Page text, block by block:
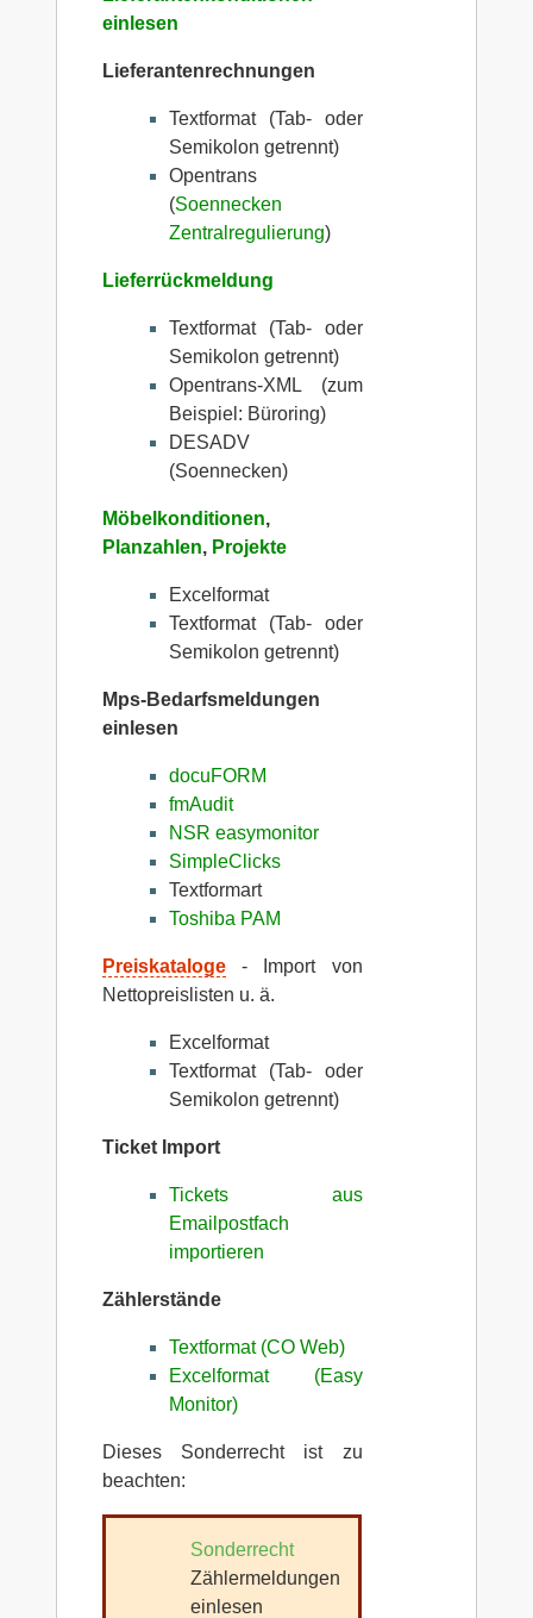
einlesen
Lieferantenrechnungen
Textformat (Tab- oder
Semikolon getrennt)
Opentrans
(Soennecken
Zentralregulierung)
Lieferrückmeldung
Textformat (Tab- oder
Semikolon getrennt)
Opentrans-XML (zum
Beispiel: Büroring)
DESADV
(Soennecken)
Möbelkonditionen,
Planzahlen, Projekte
Excelformat
Textformat (Tab- oder
Semikolon getrennt)
Mps-Bedarfsmeldungen
einlesen
docuFORM
fmAudit
NSR easymonitor
SimpleClicks
Textformart
Toshiba PAM
Preiskataloge- Import von
Nettopreislisten u. ä.
Excelformat
Textformat (Tab- oder
Semikolon getrennt)
Ticket Import
Tickets aus
Emailpostfach
importieren
Zählerstände
Textformat (CO Web)
Excelformat (Easy
Monitor)
Dieses Sonderrecht ist zu
beachten:
Sonderrecht
Zählermeldungen
einlesen